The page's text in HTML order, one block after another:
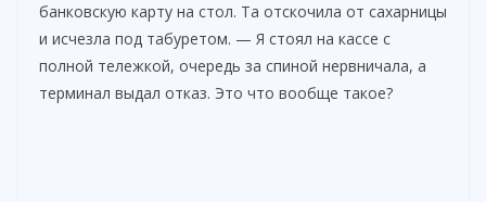
банковскую карту на стол. Та отскочила от сахарницы
и исчезла под табуретом. — Я стоял на кассе с
полной тележкой, очередь за спиной нервничала, а
терминал выдал отказ. Это что вообще такое?